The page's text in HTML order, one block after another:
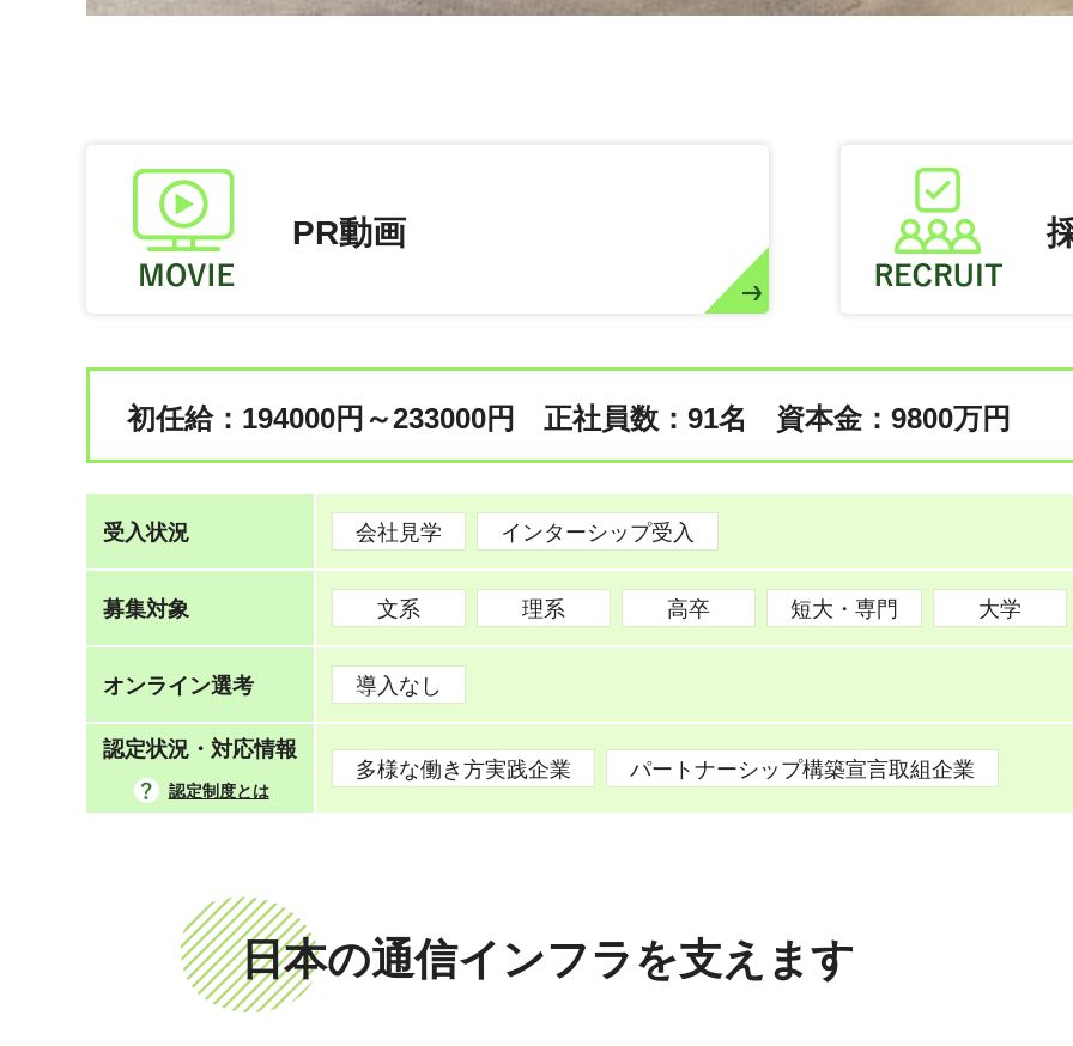
PR動画
初任給：194000円～233000円 正社員数：91名 資本金：9800万円
受入状況 会社見学 インターシップ受入
募集対象 文系 理系 高卒 短大・専門 大学
オンライン選考 導入なし
認定状況・対応情報
認定制度とは
多様な働き方実践企業 パートナーシップ構築宣言取組企業
日本の通信インフラを支えます